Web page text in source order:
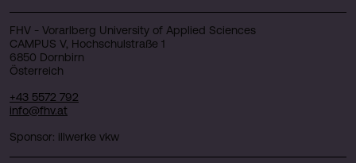
FHV - Vorarlberg University of Applied Sciences
CAMPUS V, Hochschulstraße 1
6850 Dornbirn
Österreich
+43 5572 792
info@fhv.at
Sponsor: illwerke vkw